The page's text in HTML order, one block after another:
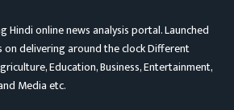
Hindi online news analysis portal. Launched
on delivering around the clock Different
Education, Business, Entertainment,
Media etc.